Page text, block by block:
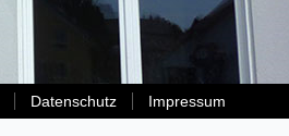
Datenschutz Impressum